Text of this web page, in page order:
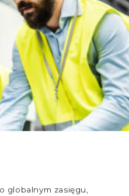
globalnym zasięgu,